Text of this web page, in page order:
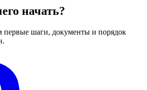
начать?
первые шаги, документы и порядок